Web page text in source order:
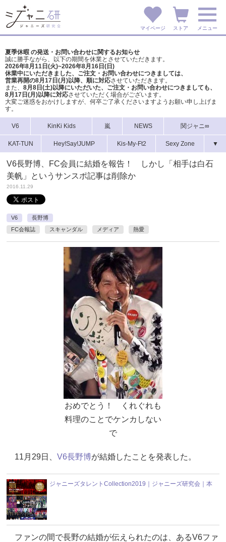
マイページ ストア メニュー
夏季休暇 の発送・お問い合わせに関するお知らせ
誠に勝手ながら、以下の期間を休業とさせていただきます。
2026年8月11日(火)~2026年8月16日(日)
休業中にいただきました、ご注文・お問い合わせにつきましては、
営業再開の8月17日(月)以降、順に対応させていただきます。
また、 8月8日(土)以降にいただいた、ご注文・ お問い合わせにつきましても、
8月17日(月)以降に対応させていただく場合がございます。
大変ご迷惑をおかけしますが、 何卒ご了承くださいますようお願い申し上げま
す。
V6 KinKi Kids 嵐 NEWS 関ジャニ∞
KAT-TUN Hey!Say!JUMP Kis-My-Ft2 Sexy Zone ▼
V6長野博、FC会員に結婚を報告！ しかし「相手は白石
美帆」というサンスポ記事は削除か
2016.11.29
V6
長野博
FC会報誌
スキャンダル メディア 熱愛
おめでとう！ くれぐれも
料理のことでケンカしない
で
11月29日、 V6長野博が結婚したことを発表した。
ジャニーズタレントCollection2019｜ジャニーズ研究会｜本
ファンの間で長野の結婚が伝えられたのは、あるV6ファ